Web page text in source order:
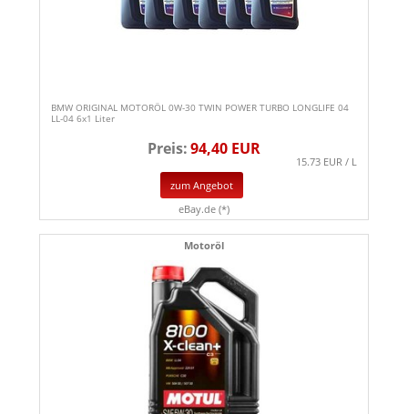
BMW ORIGINAL MOTORÖL 0W-30 TWIN POWER TURBO LONGLIFE 04
LL-04 6x1 Liter
Preis:94,40 EUR
15.73 EUR / L
zum Angebot
eBay.de (*)
Motoröl